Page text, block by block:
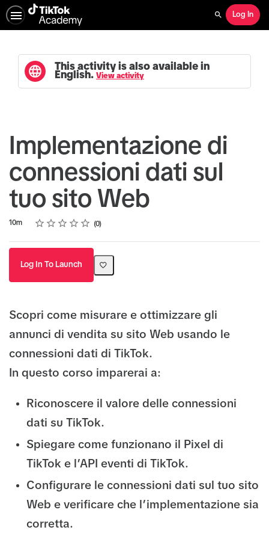
Search
Log In
This activity is also available in
English. View activity
Implementazione di
connessioni dati sul
tuo sito Web
Duration
10m Rating
1 star
2 stars
3 stars
4 stars
5 stars
Average rating: 0 0
No reviews
Log In To Launch
Scopri come misurare e ottimizzare gli
annunci di vendita su sito Web usando le
connessioni dati di TikTok.
In questo corso imparerai a:
Riconoscere il valore delle connessioni
dati su TikTok.
Spiegare come funzionano il Pixel di
TikTok e l’API eventi di TikTok.
Configurare le connessioni dati sul tuo sito
Web e verificare che l’implementazione sia
corretta.